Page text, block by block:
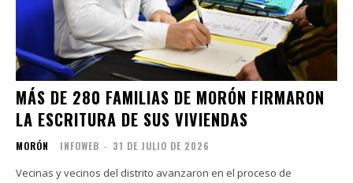
MÁS DE 280 FAMILIAS DE MORÓN FIRMARON
LA ESCRITURA DE SUS VIVIENDAS
MORÓN INFOWEB - 31 DE JULIO DE 2026
Vecinas y vecinos del distrito avanzaron en el proceso de